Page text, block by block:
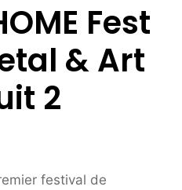
Fest
& Art
2
festival de